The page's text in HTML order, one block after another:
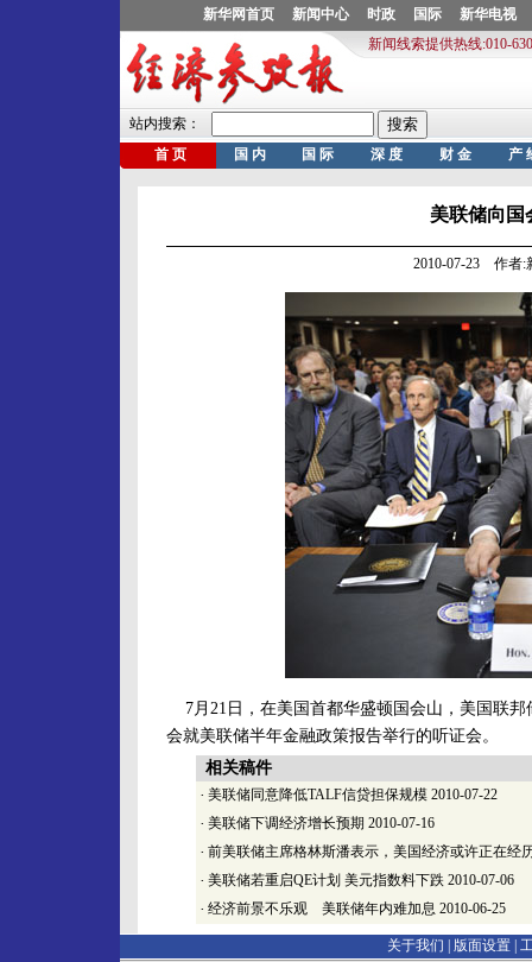
美联储向国
2010-07-23 作者:
7月21日，在美国首都华盛顿国会山，美国联邦
会就美联储半年金融政策报告举行的听证会。
相关稿件
· 美联储同意降低TALF信贷担保规模 2010-07-22
· 美联储下调经济增长预期 2010-07-16
· 前美联储主席格林斯潘表示，美国经济或许正在经
· 美联储若重启QE计划 美元指数料下跌 2010-07-06
· 经济前景不乐观 美联储年内难加息 2010-06-25
关于我们 | 版面设置